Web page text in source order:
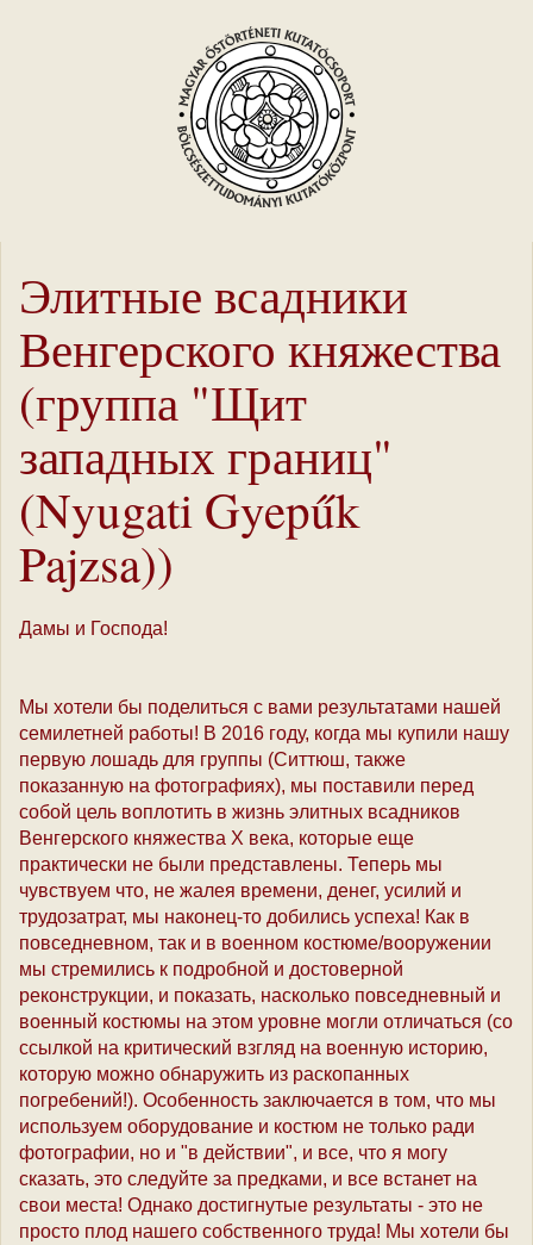
Элитные всадники
Венгерского княжества
(группа "Щит
западных границ"
(Nyugati Gyepűk
Pajzsa))
Дамы и Господа!
Мы хотели бы поделиться с вами результатами нашей
семилетней работы! В 2016 году, когда мы купили нашу
первую лошадь для группы (Ситтюш, также
показанную на фотографиях), мы поставили перед
собой цель воплотить в жизнь элитных всадников
Венгерского княжества X века, которые еще
практически не были представлены. Теперь мы
чувствуем что, не жалея времени, денег, усилий и
трудозатрат, мы наконец-то добились успеха! Как в
повседневном, так и в военном костюме/вооружении
мы стремились к подробной и достоверной
реконструкции, и показать, насколько повседневный и
военный костюмы на этом уровне могли отличаться (со
ссылкой на критический взгляд на военную историю,
которую можно обнаружить из раскопанных
погребений!). Особенность заключается в том, что мы
используем оборудование и костюм не только ради
фотографии, но и "в действии", и все, что я могу
сказать, это следуйте за предками, и все встанет на
свои места! Однако достигнутые результаты - это не
просто плод нашего собственного труда! Мы хотели бы